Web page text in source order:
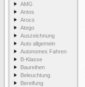
AMG
Antos
Arocs
Atego
Auszeichnung
Auto allgemein
Autonomes Fahren
B-Klasse
Baureihen
Beleuchtung
Bereifung